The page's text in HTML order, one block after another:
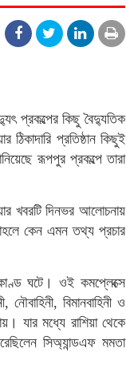
প্রকল্পের কিছু বৈদ্যুতিক
প্রতিষ্ঠান কিছুই
রূপপুর প্রকল্পে তারা
খবরটি দিনভর আলোচনায়
কেন এমন তথ্য প্রচার
ঘটে। ওই কমপ্লেক্সে
বিমানবাহিনী ও
যার মধ্যে রাশিয়া থেকে
সিঅ্যান্ডএফ মমতা